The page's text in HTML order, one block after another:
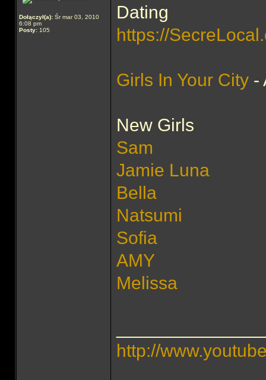
Dołączył(a): Śr mar 03, 2010
6:08 pm
Posty: 105
Dating
https://
Girls In Your City -
New Girls
Sam
Jamie Luna
Bella
Natsumi
Sofia
AMY
Melissa
http://